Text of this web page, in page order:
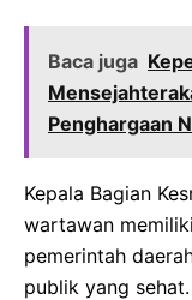
Baca juga
Penghargaan
Kepala Bagian
wartawan
pemerintah
publik yang